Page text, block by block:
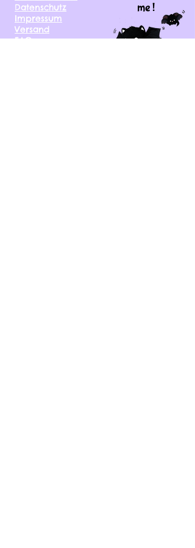
Datenschutz
Impressum
Versand
FAQ
me !